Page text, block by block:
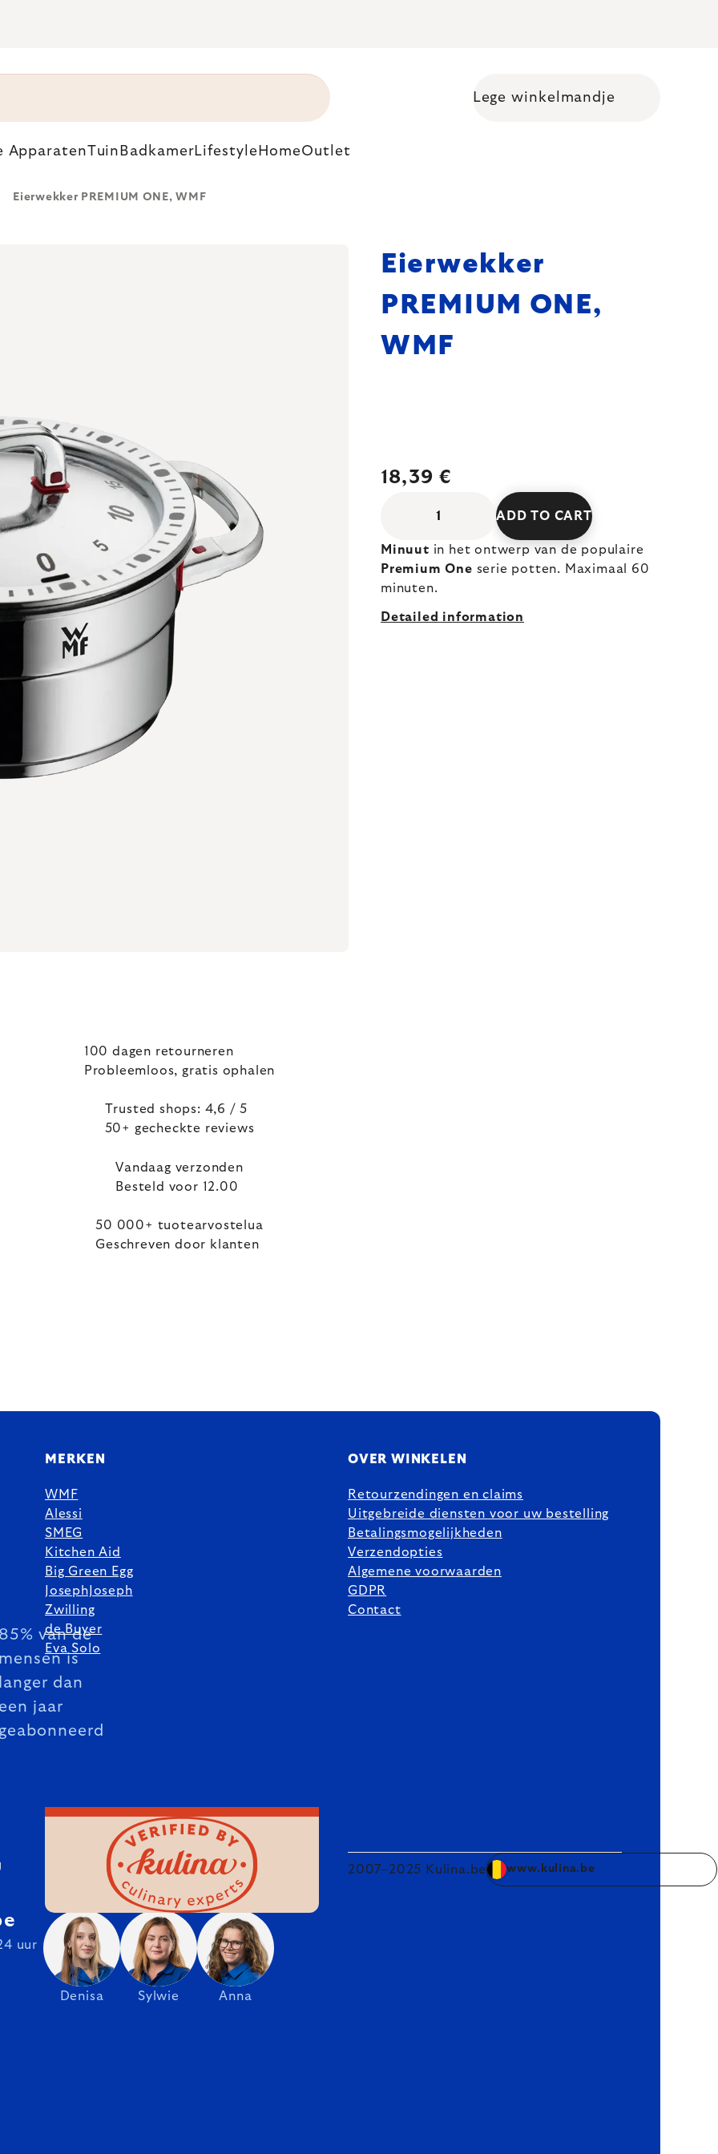
Shopping cart
Lege winkelmandje
ApparatenTuin BadkamerLifestyle HomeOutlet
Eierwekker PREMIUM ONE, WMF
Eierwekker
PREMIUM ONE,
WMF
18,39 €
ADD TO CART
Minuut in het ontwerp van de populaire
Premium One serie potten. Maximaal 60
minuten.
Detailed information
100 dagen retourneren
Probleemloos, gratis ophalen
Trusted shops: 4,6 / 5
50+ gecheckte reviews
Vandaag verzonden
Besteld voor 12.00
50 000+ tuotearvostelua
Geschreven door klanten
85% van de
mensen is
langer dan
een jaar
geabonneerd
MERKEN
WMF
Alessi
SMEG
Kitchen Aid
Big Green Egg
JosephJoseph
Zwilling
de Buyer
Eva Solo
OVER WINKELEN
Retourzendingen en claims
Uitgebreide diensten voor uw bestelling
Betalingsmogelijkheden
Verzendopties
Algemene voorwaarden
GDPR
Contact
Denisa Sylwie Anna
uur
2007–2025 Kulina.be www.kulina.be